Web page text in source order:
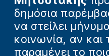
δημόσια
να στείλει
κοινωνία, αν
παραμένει το